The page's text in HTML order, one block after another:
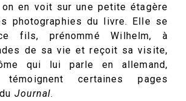
en voit sur une petite étagère
photographies du livre. Elle se
fils, prénommé Wilhelm, à
de sa vie et reçoit sa visite,
qui lui parle en allemand,
certaines pages
Journal.